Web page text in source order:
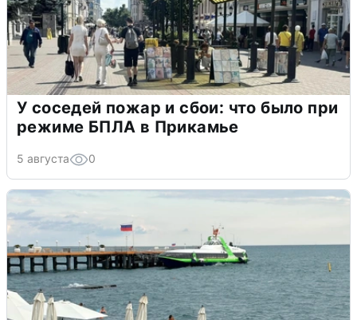
У соседей пожар и сбои: что было при
режиме БПЛА в Прикамье
5 августа 0